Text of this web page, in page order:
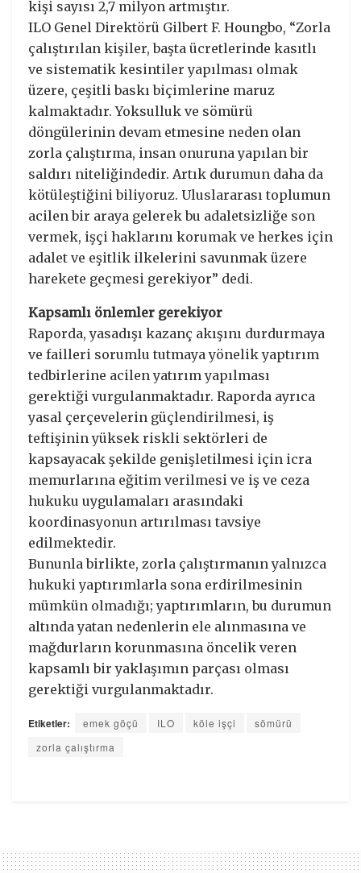
kişi sayısı 2,7 milyon artmıştır.
ILO Genel Direktörü Gilbert F. Houngbo, “Zorla
çalıştırılan kişiler, başta ücretlerinde kasıtlı
ve sistematik kesintiler yapılması olmak
üzere, çeşitli baskı biçimlerine maruz
kalmaktadır. Yoksulluk ve sömürü
döngülerinin devam etmesine neden olan
zorla çalıştırma, insan onuruna yapılan bir
saldırı niteliğindedir. Artık durumun daha da
kötüleştiğini biliyoruz. Uluslararası toplumun
acilen bir araya gelerek bu adaletsizliğe son
vermek, işçi haklarını korumak ve herkes için
adalet ve eşitlik ilkelerini savunmak üzere
harekete geçmesi gerekiyor” dedi.
Kapsamlı önlemler gerekiyor
Raporda, yasadışı kazanç akışını durdurmaya
ve failleri sorumlu tutmaya yönelik yaptırım
tedbirlerine acilen yatırım yapılması
gerektiği vurgulanmaktadır. Raporda ayrıca
yasal çerçevelerin güçlendirilmesi, iş
teftişinin yüksek riskli sektörleri de
kapsayacak şekilde genişletilmesi için icra
memurlarına eğitim verilmesi ve iş ve ceza
hukuku uygulamaları arasındaki
koordinasyonun artırılması tavsiye
edilmektedir.
Bununla birlikte, zorla çalıştırmanın yalnızca
hukuki yaptırımlarla sona erdirilmesinin
mümkün olmadığı; yaptırımların, bu durumun
altında yatan nedenlerin ele alınmasına ve
mağdurların korunmasına öncelik veren
kapsamlı bir yaklaşımın parçası olması
gerektiği vurgulanmaktadır.
Etiketler: emek göçü ILO köle işçi
sömürü
zorla çalıştırma